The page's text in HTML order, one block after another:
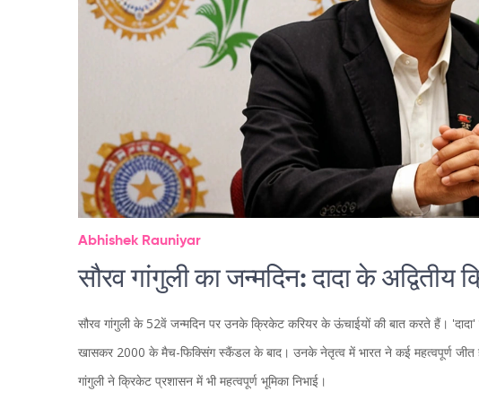
Abhishek Rauniyar
सौरव गांगुली का जन्मदिन: दादा के अद्वितीय
सौरव गांगुली के 52वें जन्मदिन पर उनके क्रिकेट करियर के ऊंचाईयों की बात करते हैं। 'दादा'
खासकर 2000 के मैच-फिक्सिंग स्कैंडल के बाद। उनके नेतृत्व में भारत ने कई महत्वपूर्ण जीत
गांगुली ने क्रिकेट प्रशासन में भी महत्वपूर्ण भूमिका निभाई।